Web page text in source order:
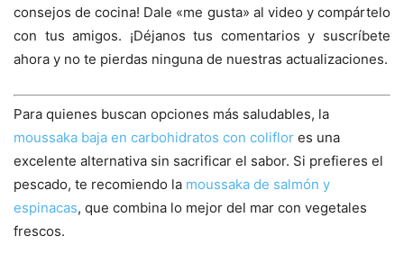
consejos de cocina! Dale «me gusta» al video y compártelo
con tus amigos. ¡Déjanos tus comentarios y suscríbete
ahora y no te pierdas ninguna de nuestras actualizaciones.
Para quienes buscan opciones más saludables, la
moussaka baja en carbohidratos con coliflor es una
excelente alternativa sin sacrificar el sabor. Si prefieres el
pescado, te recomiendo la moussaka de salmón y
espinacas, que combina lo mejor del mar con vegetales
frescos.